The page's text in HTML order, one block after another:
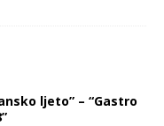
ljeto” – “Gastro